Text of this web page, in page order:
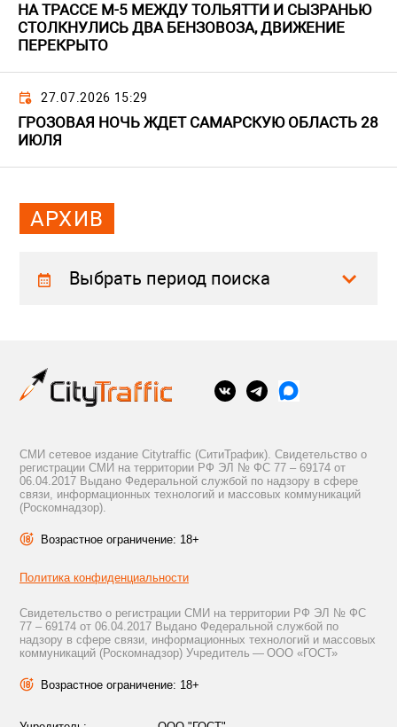
НА ТРАССЕ М-5 МЕЖДУ ТОЛЬЯТТИ И СЫЗРАНЬЮ
СТОЛКНУЛИСЬ ДВА БЕНЗОВОЗА, ДВИЖЕНИЕ
ПЕРЕКРЫТО
27.07.2026 15:29
ГРОЗОВАЯ НОЧЬ ЖДЕТ САМАРСКУЮ ОБЛАСТЬ 28
ИЮЛЯ
АРХИВ
Выбрать период поиска
СМИ сетевое издание Citytraffic (СитиТрафик). Свидетельство о
регистрации СМИ на территории РФ ЭЛ № ФС 77 – 69174 от
06.04.2017 Выдано Федеральной службой по надзору в сфере
связи, информационных технологий и массовых коммуникаций
(Роскомнадзор).
Возрастное ограничение: 18+
Политика конфиденциальности
Свидетельство о регистрации СМИ на территории РФ ЭЛ № ФС
77 – 69174 от 06.04.2017 Выдано Федеральной службой по
надзору в сфере связи, информационных технологий и массовых
коммуникаций (Роскомнадзор) Учредитель — ООО «ГОСТ»
Возрастное ограничение: 18+